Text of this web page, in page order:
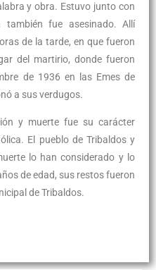
y obra. Estuvo junto con
fue asesinado. Allí
de la tarde, en que fueron
del martirio, donde fueron
de 1936 en las Emes de
a sus verdugos.
y muerte fue su carácter
El pueblo de Tribaldos y
lo han considerado y lo
de edad, sus restos fueron
de Tribaldos.